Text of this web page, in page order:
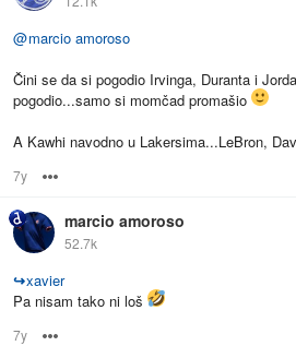
@marcio amoroso
Čini se da si pogodio Irvinga, Duranta i
pogodio...samo si momčad promašio
A Kawhi navodno u Lakersima...LeBron,
7y
marcio amoroso
52.7k
↪xavier
Pa nisam tako ni loš
7y